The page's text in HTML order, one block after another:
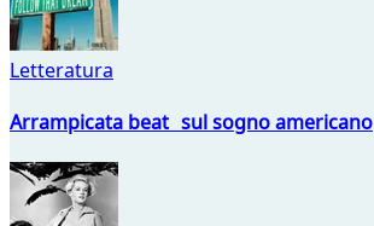
Letteratura
Arrampicata beat sul sogno americano